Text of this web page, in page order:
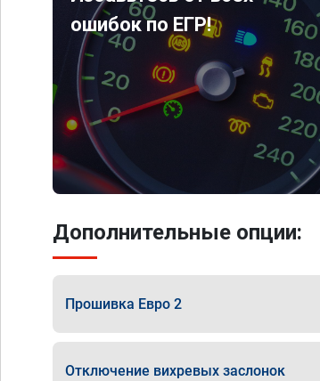
ошибок по ЕГР!
Дополнительные опции:
Прошивка Евро 2
Отключение вихревых заслонок